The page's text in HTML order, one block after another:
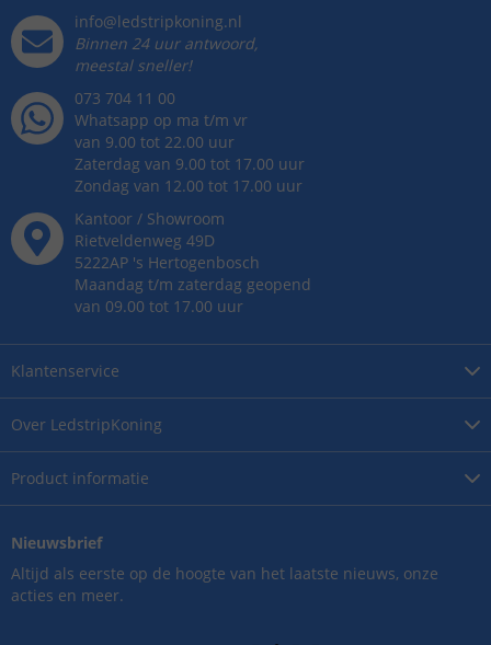
Over LedstripKoning
Product informatie
Klantenservice
info@ledstripkoning.nl
Binnen 24 uur antwoord,
meestal sneller!
073 704 11 00
Whatsapp op ma t/m vr
van 9.00 tot 22.00 uur
Zaterdag van 9.00 tot 17.00 uur
Zondag van 12.00 tot 17.00 uur
Kantoor / Showroom
Rietveldenweg 49D
5222AP 's Hertogenbosch
Maandag t/m zaterdag geopend
van 09.00 tot 17.00 uur
Nieuwsbrief
Altijd als eerste op de hoogte van het laatste nieuws, onze
acties en meer.